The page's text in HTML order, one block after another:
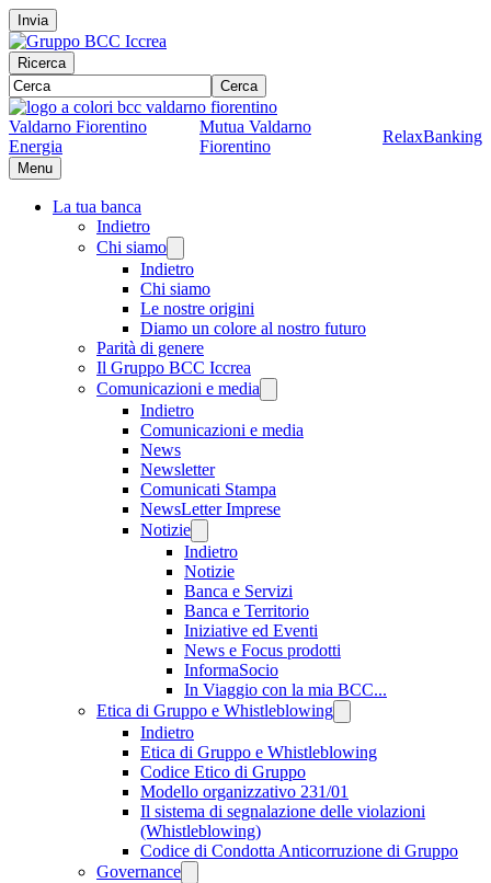
Invia
Ricerca
Cerca
Valdarno Fiorentino
Energia
Mutua Valdarno
Fiorentino
RelaxBanking
Menu
La tua banca
Indietro
Chi siamo
Indietro
Chi siamo
Le nostre origini
Diamo un colore al nostro futuro
Parità di genere
Il Gruppo BCC Iccrea
Comunicazioni e media
Indietro
Comunicazioni e media
News
Newsletter
Comunicati Stampa
NewsLetter Imprese
Notizie
Indietro
Notizie
Banca e Servizi
Banca e Territorio
Iniziative ed Eventi
News e Focus prodotti
InformaSocio
In Viaggio con la mia BCC...
Etica di Gruppo e Whistleblowing
Indietro
Etica di Gruppo e Whistleblowing
Codice Etico di Gruppo
Modello organizzativo 231/01
Il sistema di segnalazione delle violazioni
(Whistleblowing)
Codice di Condotta Anticorruzione di Gruppo
Governance